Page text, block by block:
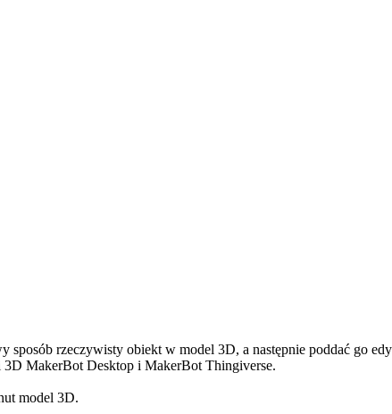
rzeczywisty obiekt w model 3D, a następnie poddać go
MakerBot Desktop i MakerBot Thingiverse.
model 3D.